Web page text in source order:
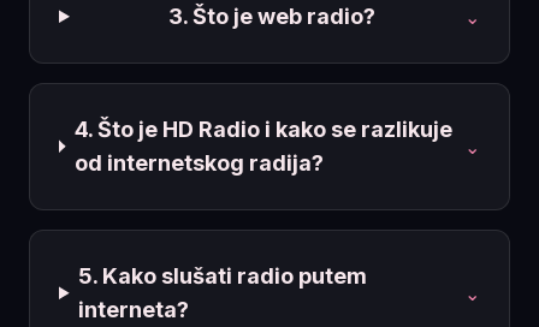
3. Što je web radio? ⌄
4. Što je HD Radio i kako se razlikuje
od internetskog radija?
⌄
5. Kako slušati radio putem
interneta?
⌄